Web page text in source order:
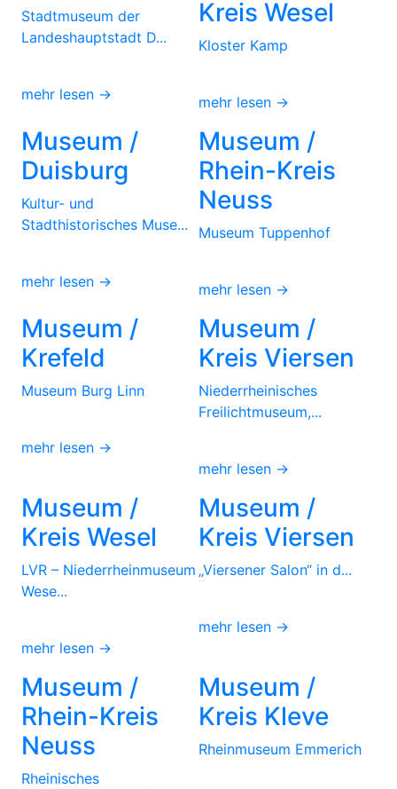
Stadtmuseum der
Landeshauptstadt D...
mehr lesen →
Kreis Wesel
Kloster Kamp
mehr lesen →
Museum /
Duisburg
Kultur- und
Stadthistorisches Muse...
mehr lesen →
Museum /
Rhein-Kreis
Neuss
Museum Tuppenhof
mehr lesen →
Museum /
Krefeld
Museum Burg Linn
mehr lesen →
Museum /
Kreis Viersen
Niederrheinisches
Freilichtmuseum,...
mehr lesen →
Museum /
Kreis Wesel
LVR – Niederrheinmuseum
Wese...
mehr lesen →
Museum /
Kreis Viersen
„Viersener Salon“ in d...
mehr lesen →
Museum /
Rhein-Kreis
Neuss
Rheinisches
Museum /
Kreis Kleve
Rheinmuseum Emmerich